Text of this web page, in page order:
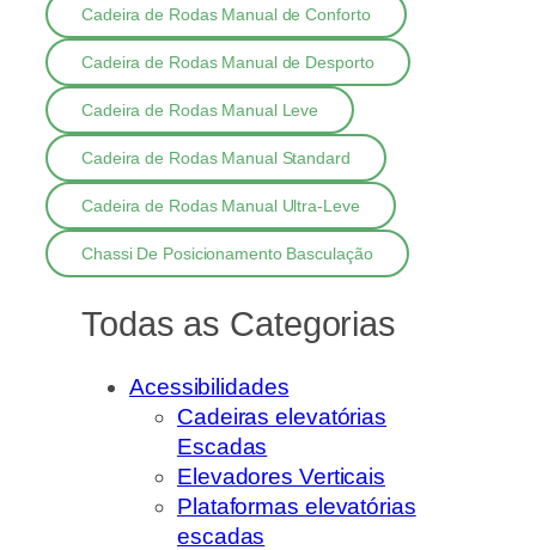
Cadeira de Rodas Manual de Conforto
Cadeira de Rodas Manual de Desporto
Cadeira de Rodas Manual Leve
Cadeira de Rodas Manual Standard
Cadeira de Rodas Manual Ultra-Leve
Chassi De Posicionamento Basculação
Todas as Categorias
Acessibilidades
Cadeiras elevatórias
Escadas
Elevadores Verticais
Plataformas elevatórias
escadas